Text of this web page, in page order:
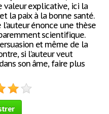
valeur explicative, ici la
la paix à la bonne santé.
énonce une thèse
scientifique.
et même de la
si l’auteur veut
son âme, faire plus